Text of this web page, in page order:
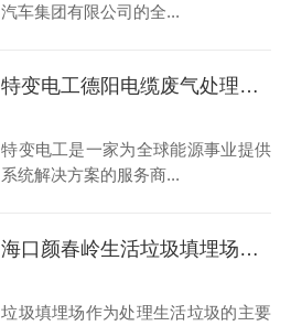
汽车集团有限公司的全...
特变电工德阳电缆废气处理工程
特变电工是一家为全球能源事业提供
系统解决方案的服务商...
海口颜春岭生活垃圾填埋场渗滤液处理厂除臭工程
垃圾填埋场作为处理生活垃圾的主要